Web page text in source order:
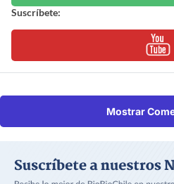
Suscríbete:
Mostrar